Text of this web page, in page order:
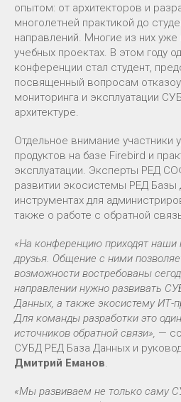
опытом: от архитекторов и
многолетней практикой до
направлений. Многие из них
учебных проектах. В этом году
конференции стал студент,
посвященный вопросам
мониторинга и эксплуатации
архитектуре.
Отдельное внимание участники
продуктов на базе Firebird и
эксплуатации. Эксперты РЕД
развитии экосистемы РЕД Базы
инструментах для
также о работе с обратной
«На конференцию приходят наши
друзья. Общение с ними
возможности востребованы
направлении нужно развивать
Данных, а также экосистему ИТ-
Для команды разработки это
источников обратной связи», —
СУБД РЕД База Данных и
Дмитрий Еманов.
«Мы развиваем не только саму